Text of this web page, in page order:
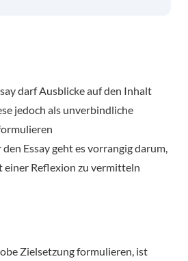
darf Ausblicke auf den Inhalt
jedoch als unverbindliche
Essay geht es vorrangig darum,
einer Reflexion zu vermitteln
Zielsetzung formulieren, ist